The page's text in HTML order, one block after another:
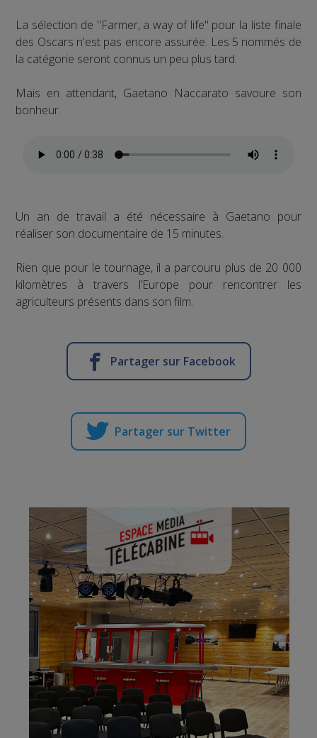
La sélection de "Farmer, a way of life" pour la liste finale
des Oscars n'est pas encore assurée. Les 5 nommés de
la catégorie seront connus un peu plus tard.
Mais en attendant, Gaetano Naccarato savoure son
bonheur.
Un an de travail a été nécessaire à Gaetano pour
réaliser son documentaire de 15 minutes.
Rien que pour le tournage, il a parcouru plus de 20 000
kilomètres à travers l’Europe pour rencontrer les
agriculteurs présents dans son film.
Partager sur Facebook
Partager sur Twitter